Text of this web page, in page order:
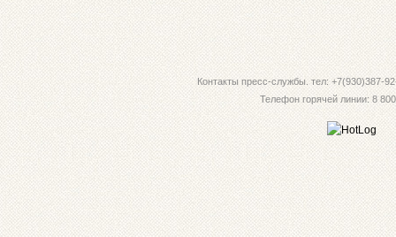
Контакты пресс-службы. тел: +7(930)387-
Телефон горячей линии: 8